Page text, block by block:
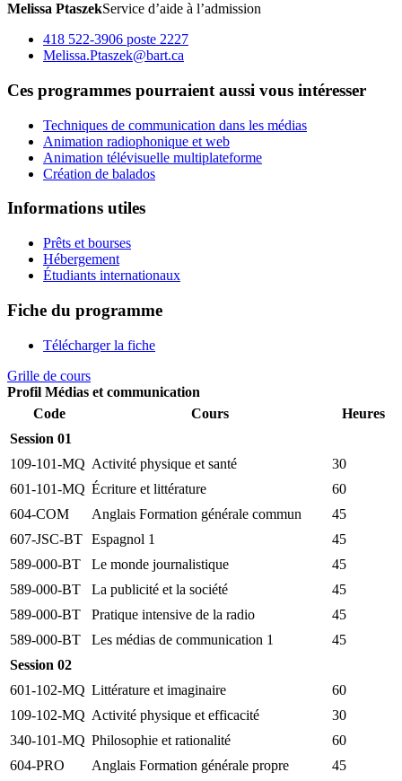
Melissa PtaszekService d’aide à l’admission
418 522-3906 poste 2227
Melissa.Ptaszek@bart.ca
Ces programmes pourraient aussi vous intéresser
Techniques de communication dans les médias
Animation radiophonique et web
Animation télévisuelle multiplateforme
Création de balados
Informations utiles
Prêts et bourses
Hébergement
Étudiants internationaux
Fiche du programme
Télécharger la fiche
Grille de cours
Profil Médias et communication
Code
Cours
Heures
Session 01
109-101-MQ Activité physique et santé
30
601-101-MQ Écriture et littérature
60
604-COM
Anglais Formation générale commun
45
607-JSC-BT Espagnol 1
45
589-000-BT
Le monde journalistique
45
589-000-BT
La publicité et la société
45
589-000-BT
Pratique intensive de la radio
45
589-000-BT
Les médias de communication 1
45
Session 02
601-102-MQ Littérature et imaginaire
60
109-102-MQ Activité physique et efficacité
30
340-101-MQ Philosophie et rationalité
60
604-PRO
Anglais Formation générale propre
45